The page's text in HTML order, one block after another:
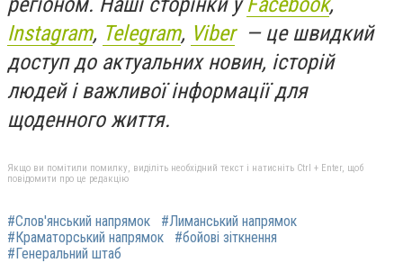
Instagram, Telegram, Viber— це швидкий
доступ до актуальних новин, історій
людей і важливої інформації для
щоденного життя.
Якщо ви помітили помилку, виділіть необхідний текст і натисніть Ctrl + Enter, щоб
повідомити про це редакцію
#Слов'янський напрямок
#Лиманський напрямок
#Краматорський напрямок
#бойові зіткнення
#Генеральний штаб